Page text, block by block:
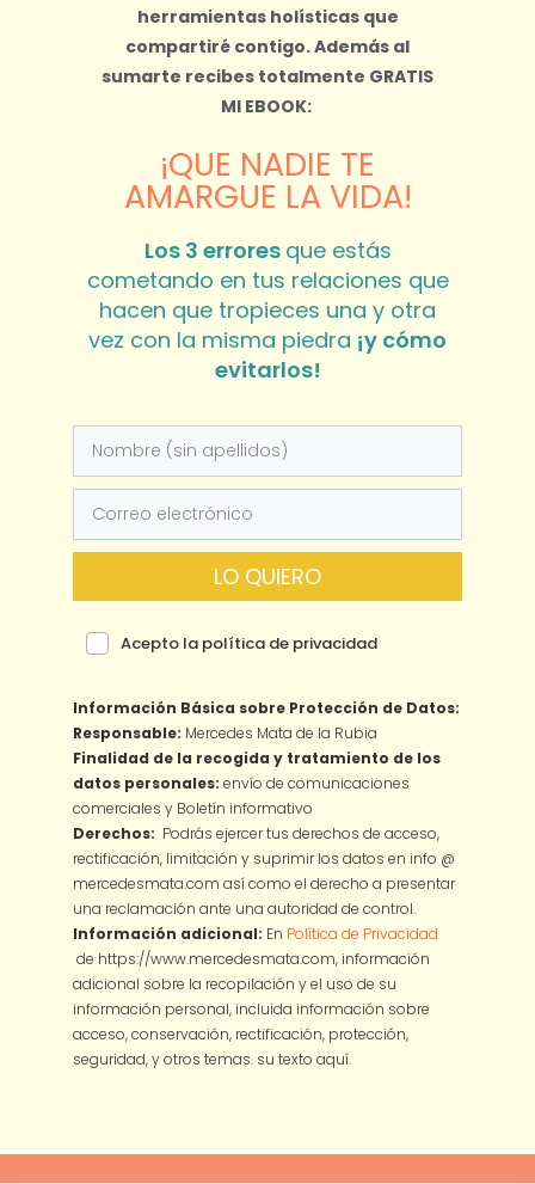
herramientas holísticas que
compartiré contigo.Además al
sumarte recibes totalmente GRATIS
MI EBOOK:
¡QUE NADIE TE
AMARGUE LA VIDA!
Los 3 errores que estás
cometando en tus relaciones que
hacen que tropieces una y otra
vez con la misma piedra ¡y cómo
evitarlos!
LO QUIERO
Acepto la política de privacidad
Información Básica sobre Protección de Datos:
Responsable: Mercedes Mata de la Rubia
Finalidad de la recogida y tratamiento de los
datos personales: envío de comunicaciones
comerciales y Boletín informativo
Derechos: Podrás ejercer tus derechos de acceso,
rectificación, limitación y suprimir los datos en info @
mercedesmata.com así como el derecho a presentar
una reclamación ante una autoridad de control.
Información adicional: En Política de Privacidad
de https://www.mercedesmata.com, información
adicional sobre la recopilación y el uso de su
información personal, incluida información sobre
acceso, conservación, rectificación, protección,
seguridad, y otros temas. su texto aquí.